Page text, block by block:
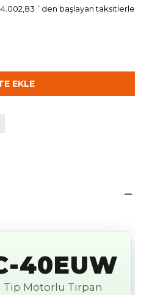
`den başlayan taksitlerle
40EUW
Tip Motorlu Tırpan